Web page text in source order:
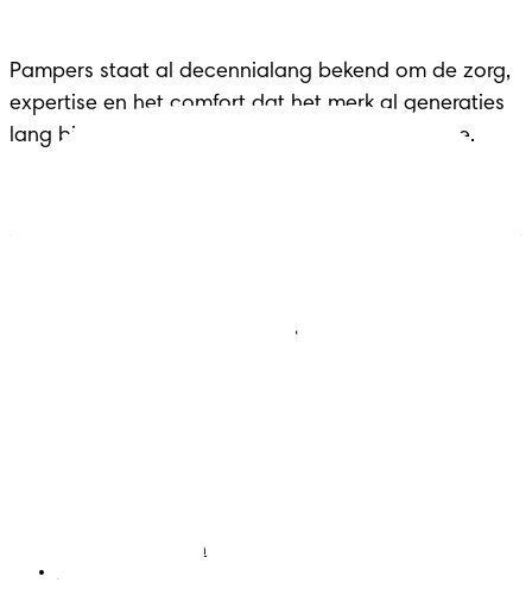
Pampers staat al decennialang bekend om de zorg,
expertise en het comfort dat het merk al generaties
lang biedt aan gezinnen in elke belangrijke fase.
Land/regio wijzigen